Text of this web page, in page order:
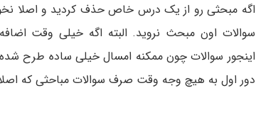
اگه مبحثی رو از یک درس خاص حذف کردید و اصلا
سوالات اون مبحث نروید. البته اگه خیلی وقت
اینجور سوالات چون ممکنه امسال خیلی ساده طرح
دور اول به هیچ وجه وقت صرف سوالات مباحثی که اصلا